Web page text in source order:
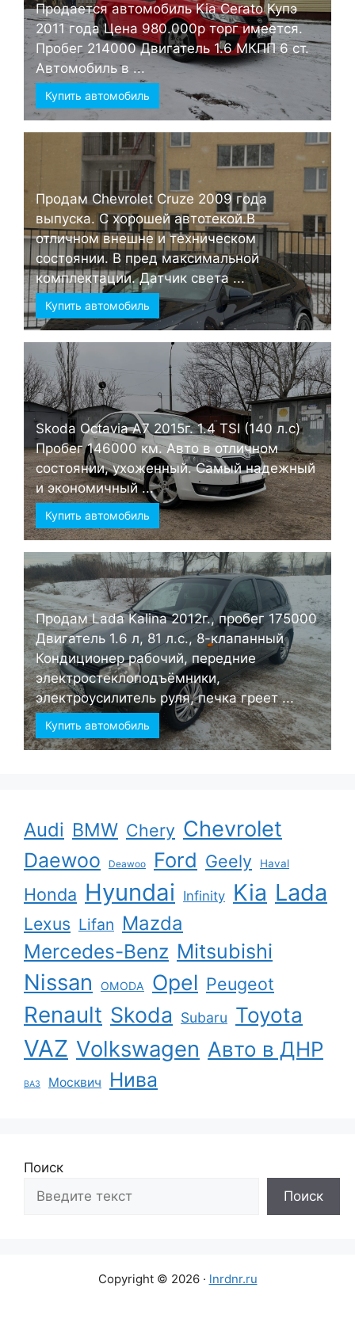
Продается автомобиль Kia Cerato Купэ
2011 года Цена 980.000р торг имеется.
Пробег 214000 Двигатель 1.6 МКПП 6 ст.
Автомобиль в ...
Купить автомобиль
Продам Chevrolet Cruze 2009 года
выпуска. С хорошей автотекой.В
отличном внешне и техническом
состоянии. В пред максимальной
комплектации. Датчик света ...
Купить автомобиль
Skoda Octavia А7 2015г. 1.4 TSI (140 л.с)
Пробег 146000 км. Авто в отличном
состоянии, ухоженный. Самый надежный
и экономичный ...
Купить автомобиль
Продам Lada Kalina 2012г., пробег 175000
Двигатель 1.6 л, 81 л.с., 8-клапанный
Кондиционер рабочий, передние
электростеклоподъёмники,
электроусилитель руля, печка греет ...
Купить автомобиль
Audi BMW Chery Chevrolet
Daewoo Deawoo Ford Geely Haval
Honda Hyundai Infinity Kia Lada
Lexus Lifan Mazda
Mercedes-Benz Mitsubishi
Nissan OMODA Opel Peugeot
Renault Skoda Subaru Toyota
VAZ Volkswagen Авто в ДНР
ВАЗ Москвич Нива
Поиск
Поиск
Copyright © 2026 · lnrdnr.ru